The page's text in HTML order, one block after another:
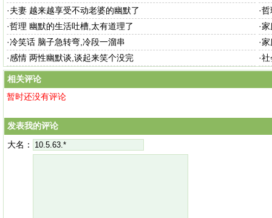
·夫妻 越来越享受不动老婆的幽默了 ·哲
·哲理 幽默的生活吐槽,太有道理了 ·家
·冷笑话 脑子急转弯,冷段一溜串 ·家
·感情 两性幽默谈,谈起来笑个没完 ·社
相关评论
暂时还没有评论
发表我的评论
大名：